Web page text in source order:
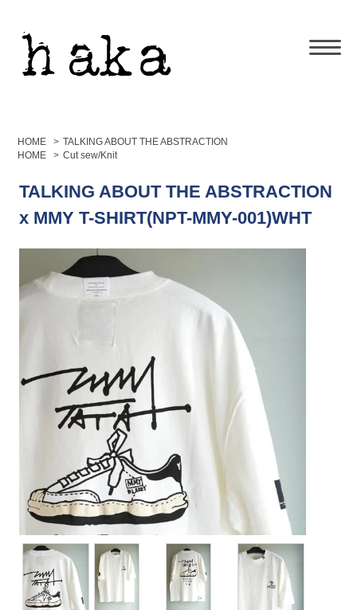
HOME > TALKING ABOUT THE ABSTRACTION
HOME
> Cut sew/Knit
TALKING ABOUT THE ABSTRACTION
x MMY T-SHIRT(NPT-MMY-001)WHT